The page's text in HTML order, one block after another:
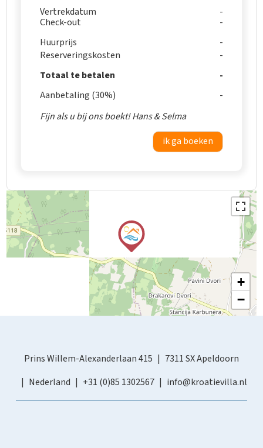
Vertrekdatum
Check-out
Huurprijs
Reserveringskosten
Totaal te betalen
Aanbetaling (30%)
Fijn als u bij ons boekt! Hans & Selma
ik ga boeken
+
−
Prins Willem-Alexanderlaan 415
7311 SX Apeldoorn
Nederland
+31 (0)85 1302567 info@kroatievilla.nl